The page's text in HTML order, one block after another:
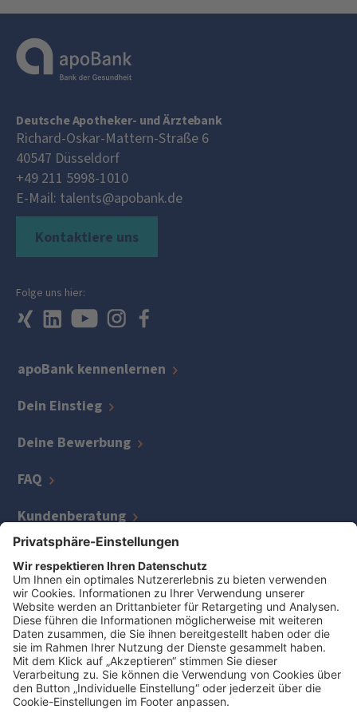
Deutsche Apotheker- und Ärztebank
Richard-Oskar-Mattern-Straße 6
40547 Düsseldorf
+49 211 5998-1010
E-Mail: talents@apobank.de
apoBank kennenlernen
Dein Einstieg
Deine Bewerbung
FAQ
Kundenberatung
IT
Kreditmanagement
Zentrale Bereiche
Kontaktiere uns
Jetzt Job finden
Folge uns hier: